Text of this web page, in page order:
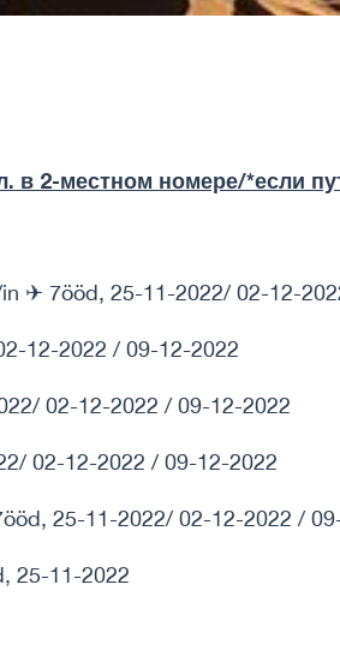
в 2-местном номере/*если
✈ 7ööd, 25-11-2022/ 02-12-
12-2022 / 09-12-2022
02-12-2022 / 09-12-2022
02-12-2022 / 09-12-2022
25-11-2022/ 02-12-2022 /
25-11-2022